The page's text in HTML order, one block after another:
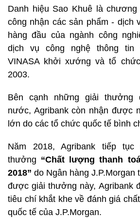
Danh hiệu Sao Khuê là
công nhận các sản phẩm - dịch
hàng đầu của ngành công
dịch vụ công nghệ thông tin
VINASA khởi xướng và tổ
2003.
Bên cạnh những giải thưởng
nước, Agribank còn nhận được
lớn do các tổ chức quốc tế bình
Năm 2018, Agribank tiếp
thưởng “Chất lượng thanh
2018” do Ngân hàng J.P.Morgan
được giải thưởng này, Agribank
tiêu chí khắt khe về đánh giá
quốc tế của J.P.Morgan.